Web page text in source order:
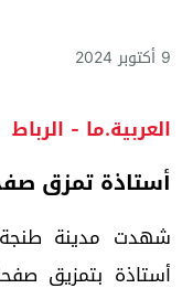
9 أكتوبر 2024
العربية.ما - الرباط
أستاذة تمزق
شهدت مدينة
أستاذة بتمزيق